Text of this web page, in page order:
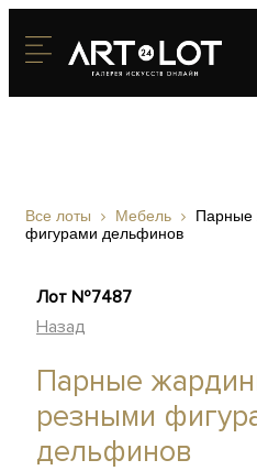
Все лоты Мебель
Парные
фигурами дельфинов
Лот №7487
Назад
Парные
резными
дельфинов